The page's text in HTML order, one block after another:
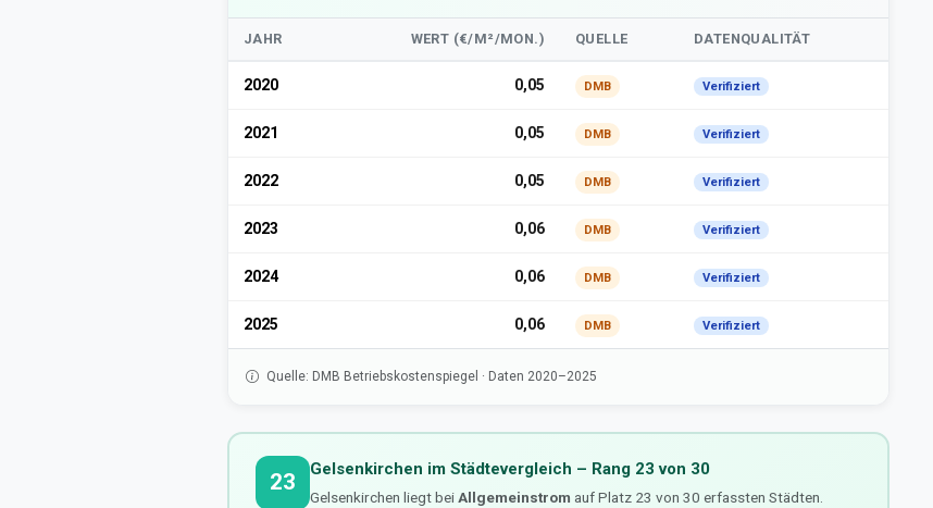
JAHR WERT (€/M²/MON.) QUELLE DATENQUALITÄT
2020 0,05 DMB Verifiziert
2021 0,05 DMB Verifiziert
2022 0,05 DMB Verifiziert
2023 0,06 DMB Verifiziert
2024 0,06 DMB Verifiziert
2025 0,06 DMB Verifiziert
Quelle: DMB Betriebskostenspiegel · Daten 2020–2025
23 Gelsenkirchen im Städtevergleich – Rang 23 von 30
Gelsenkirchen liegt bei Allgemeinstrom auf Platz 23 von 30 erfassten Städten.